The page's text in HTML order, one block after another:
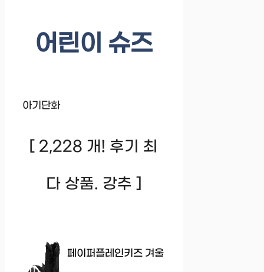
어린이 슈즈
아기단화
[ 2,228 개! 후기 최
다 상품. 강추 ]
페이퍼플레인키즈 겨울